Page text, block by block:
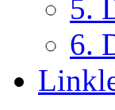
5.
6.